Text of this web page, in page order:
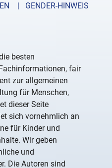
| GENDER-HINWEIS
besten
fair
zur allgemeinen
für Menschen,
dieser Seite
sich vornehmlich an
für Kinder und
Wir geben
und
Die Autoren sind